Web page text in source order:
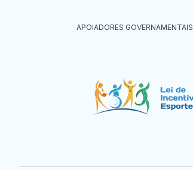
APOIADORES GOVERNAMENTAIS